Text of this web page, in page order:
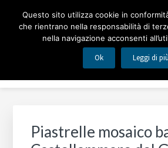
MOSAICO
Piastrelle mosaico per
Menu
Piastrelle mosaico
Questo sito utilizza cookie in
che rientrano nella responsabilità di
nella navigazione acconsenti
Ok Leggi di più